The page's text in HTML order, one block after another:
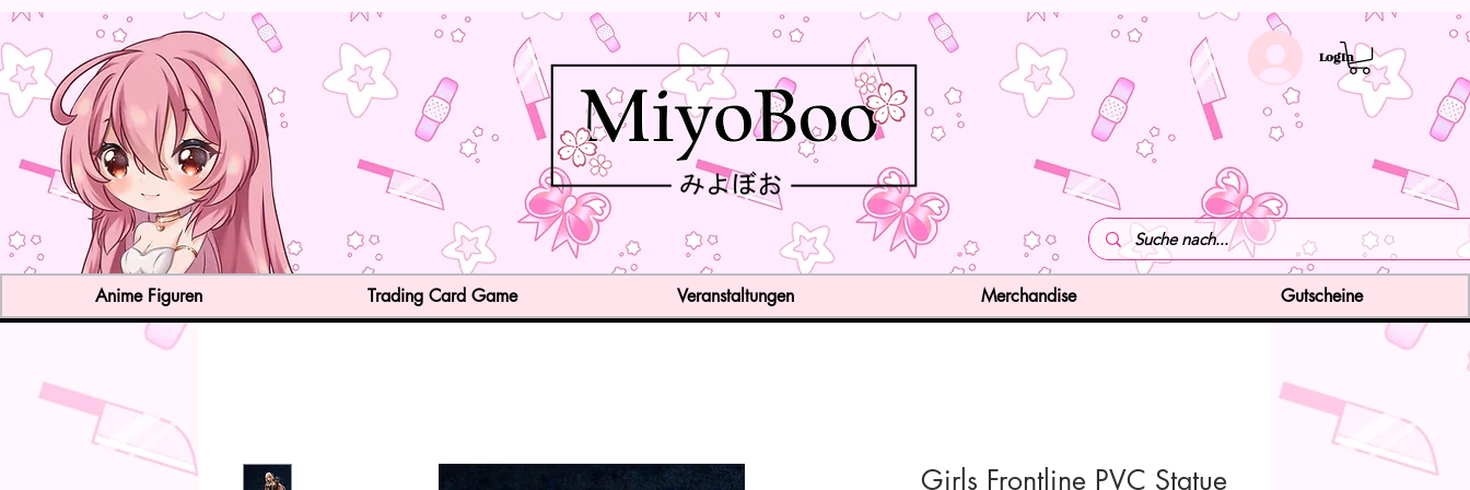
LogIn
Girls Frontline PVC Statue
Anime Figuren Trading Card Game Veranstaltungen Merchandise Gutscheine